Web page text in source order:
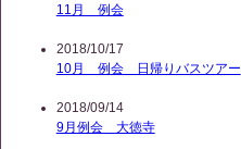
11月 例会
2018/10/17
10月 例会 日帰りバスツアー
2018/09/14
9月例会 大徳寺